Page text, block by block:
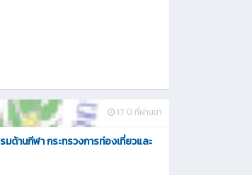
17 ปี ที่ผ่านมา
ด้านกีฬา กระทรวงการท่องเที่ยวและ